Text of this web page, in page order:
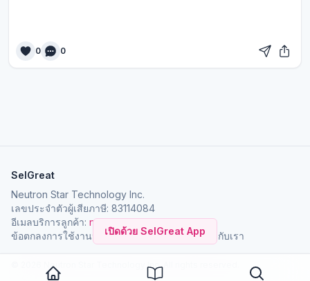
เปิดด้วย SelGreat App
0 0
SelGreat
Neutron Star Technology Inc.
เลขประจำตัวผู้เสียภาษี: 83114084
อีเมลบริการลูกค้า: neutronstar.ai@gmail.com
ข้อตกลงการใช้งานนโยบายความเป็นส่วนตัวเกี่ยวกับเรา
© 2026 Neutron Star Technology Inc. All rights reserved.